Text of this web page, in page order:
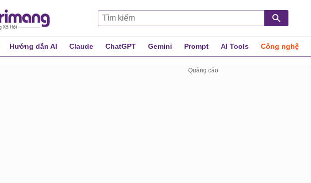
Hướng dẫn AI Claude ChatGPT Gemini Prompt AI Tools Công nghệ